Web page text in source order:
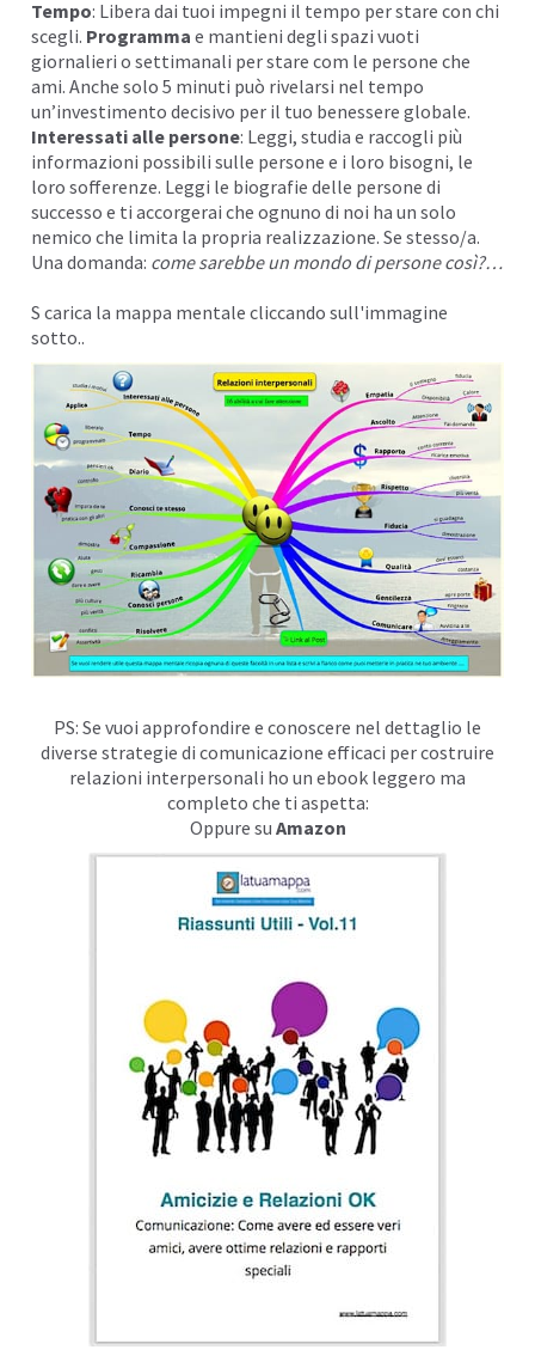
Tempo: Libera dai tuoi impegni il tempo per stare con chi
scegli. Programma e mantieni degli spazi vuoti
giornalieri o settimanali per stare com le persone che
ami. Anche solo 5 minuti può rivelarsi nel tempo
un’investimento decisivo per il tuo benessere globale.
Interessati alle persone: Leggi, studia e raccogli più
informazioni possibili sulle persone e i loro bisogni, le
loro sofferenze. Leggi le biografie delle persone di
successo e ti accorgerai che ognuno di noi ha un solo
nemico che limita la propria realizzazione. Se stesso/a.
Una domanda: come sarebbe un mondo di persone così?…
S carica la mappa mentale cliccando sull'immagine
sotto..
PS: Se vuoi approfondire e conoscere nel dettaglio le
diverse strategie di comunicazione efficaci per costruire
relazioni interpersonali ho un ebook leggero ma
completo che ti aspetta:
Oppure su Amazon